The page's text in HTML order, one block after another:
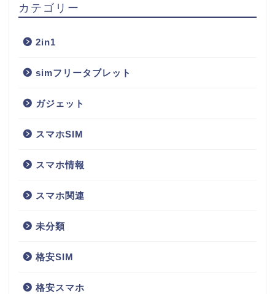
カテゴリー
2in1
simフリータブレット
ガジェット
スマホSIM
スマホ情報
スマホ関連
未分類
格安SIM
格安スマホ